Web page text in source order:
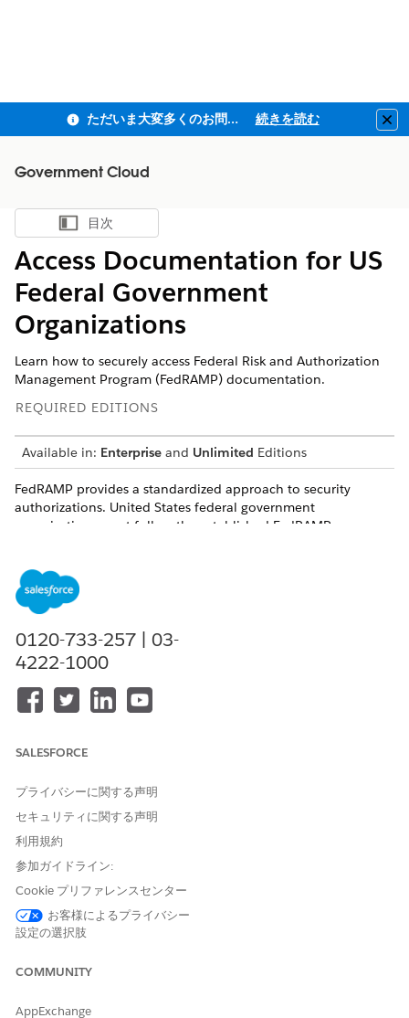
ただいま大変多くのお問い合わせをいただいており、ご連絡までにお時間を頂戴しております 続きを読む
Government Cloud
目次を表示
目次
Access Documentation for US
Federal Government
Organizations
Learn how to securely access Federal Risk and Authorization
Management Program (FedRAMP) documentation.
REQUIRED EDITIONS
Available in: Enterprise and Unlimited Editions
FedRAMP provides a standardized approach to security
authorizations. United States federal government
organizations must follow the established FedRAMP process
If you’re a Department of Defense (DoD) organization, use a
milemail address or append DoD to the package name to
access documentation. Package information for Government
Cloud Plus - Defense is located in the Salesforce Government
Cloud Plus appendices in the FedRAMP package.
Download the FedRAMP Package Access Request Form.
Complete the package request form.
Cloud Plus
Complete and submit the form.
SEE ALSO
Access Government Cloud Compliance Documentation
Access Documentation for Other Agencies
0120-733-257 | 03-
4222-1000
SALESFORCE
プライバシーに関する声明
セキュリティに関する声明
利用規約
参加ガイドライン:
Cookie プリファレンスセンター
お客様によるプライバシー
設定の選択肢
COMMUNITY
AppExchange